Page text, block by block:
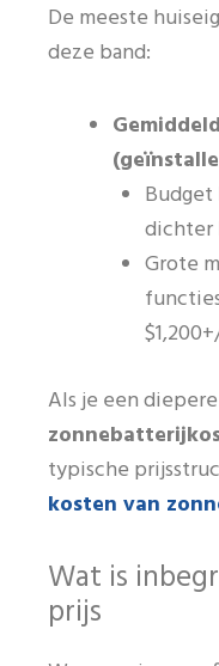
De meeste
deze band:
dichter
Grote
Als je een
typische
kosten van
Wat is
prijs